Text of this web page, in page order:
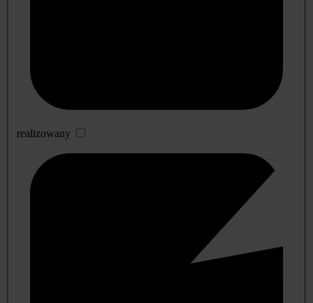
realizowany